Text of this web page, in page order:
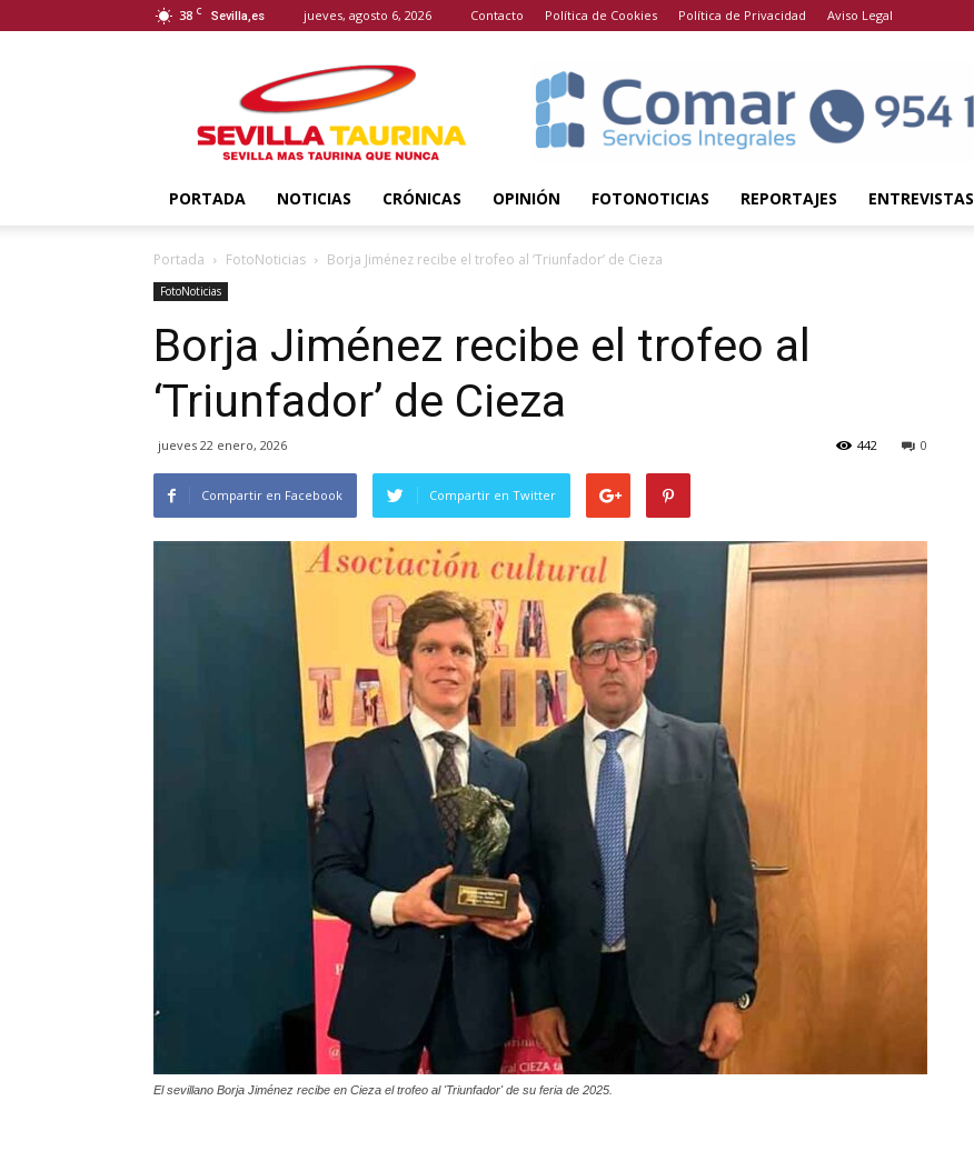
38 C Sevilla,es jueves, agosto 6, 2026 Contacto Política de Cookies Política de Privacidad Aviso Legal
Taurina
PORTADA NOTICIAS CRÓNICAS OPINIÓN FOTONOTICIAS REPORTAJES ENTREVISTAS
Portada FotoNoticias Borja Jiménez recibe el trofeo al ‘Triunfador’ de Cieza
FotoNoticias
Borja Jiménez recibe el trofeo al
‘Triunfador’ de Cieza
jueves 22 enero, 2026 0
442
Compartir en Facebook Compartir en Twitter
El sevillano Borja Jiménez recibe en Cieza el trofeo al 'Triunfador' de su feria de 2025.